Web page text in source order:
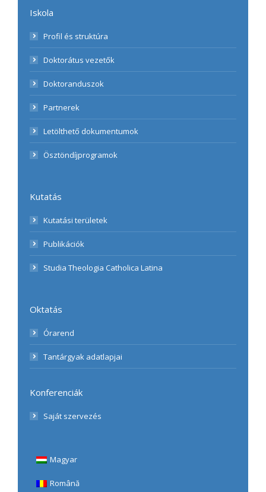
Iskola
Profil és struktúra
Doktorátus vezetők
Doktoranduszok
Partnerek
Letölthető dokumentumok
Ösztöndíjprogramok
Kutatás
Kutatási területek
Publikációk
Studia Theologia Catholica Latina
Oktatás
Órarend
Tantárgyak adatlapjai
Konferenciák
Saját szervezés
Magyar
Română